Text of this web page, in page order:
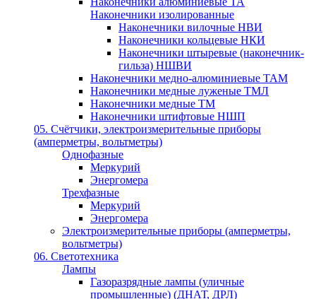
Наконечники изолированные
Наконечники вилочные НВИ
Наконечники кольцевые НКИ
Наконечники штыревые (наконечник-
гильза) НШВИ
Наконечники медно-алюминиевые ТАМ
Наконечники медные луженые ТМЛ
Наконечники медные ТМ
Наконечники штифтовые НШП
05. Счётчики, электроизмерительные приборы
(амперметры, вольтметры)
Однофазные
Меркурий
Энергомера
Трехфазные
Меркурий
Энергомера
Электроизмерительные приборы (амперметры,
вольтметры)
06. Светотехника
Лампы
Газоразрядные лампы (уличные
промышленные) (ДНАТ, ДРЛ)